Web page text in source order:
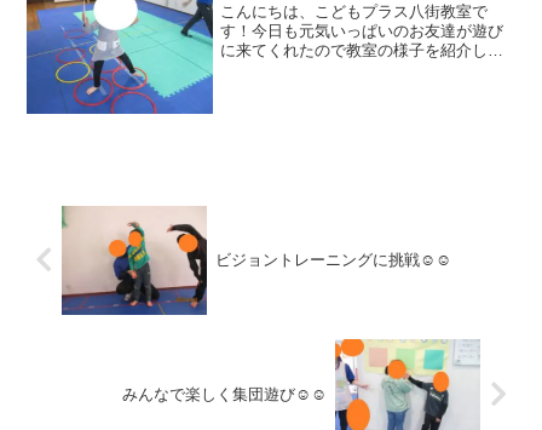
こんにちは、こどもプラス八街教室で
す！今日も元気いっぱいのお友達が遊び
に来てくれたので教室の様子を紹介しま
ビジョントレーニングに挑戦☺☺
みんなで楽しく集団遊び☺☺